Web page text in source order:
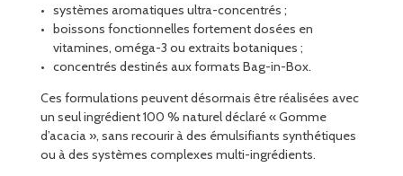
systèmes aromatiques ultra-concentrés ;
boissons fonctionnelles fortement dosées en
vitamines, oméga-3 ou extraits botaniques ;
concentrés destinés aux formats Bag-in-Box.
Ces formulations peuvent désormais être réalisées avec
un seul ingrédient 100 % naturel déclaré « Gomme
d’acacia », sans recourir à des émulsifiants synthétiques
ou à des systèmes complexes multi-ingrédients.